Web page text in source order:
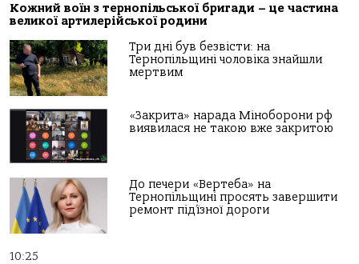
Кожний воїн з тернопільської бригади – це частина
великої артилерійської родини
Три дні був безвісти: на
Тернопільщині чоловіка знайшли
мертвим
«Закрита» нарада Міноборони рф
виявилася не такою вже закритою
До печери «Вертеба» на
Тернопільщині просять завершити
ремонт під’їзної дороги
10:25